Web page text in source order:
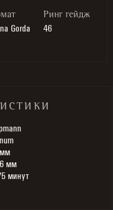
Gorda
Ринг гейдж
46
мм
минут